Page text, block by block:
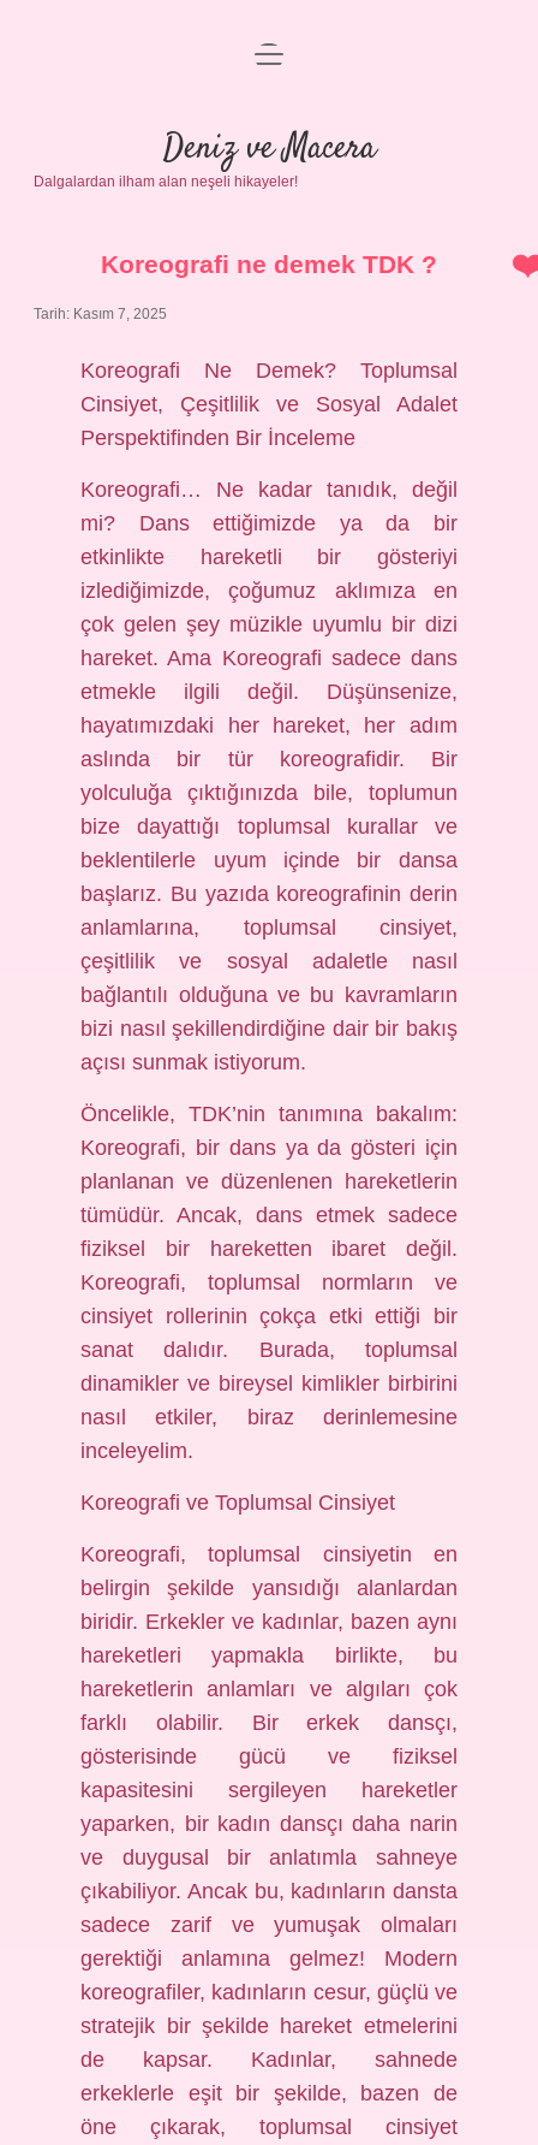
Anasayfa
Gizlilik Politikası
Yasal Uyarı
menüyü
Deniz ve Macera
Dalgalardan ilham alan neşeli hikayeler!
Koreografi ne demek TDK ?
Tarih: Kasım 7, 2025
Koreografi Ne Demek? Toplumsal
Cinsiyet, Çeşitlilik ve Sosyal Adalet
Perspektifinden Bir İnceleme
Koreografi… Ne kadar tanıdık, değil
mi? Dans ettiğimizde ya da bir
etkinlikte hareketli bir gösteriyi
izlediğimizde, çoğumuz aklımıza en
çok gelen şey müzikle uyumlu bir dizi
hareket. Ama Koreografi sadece dans
etmekle ilgili değil. Düşünsenize,
hayatımızdaki her hareket, her adım
aslında bir tür koreografidir. Bir
yolculuğa çıktığınızda bile, toplumun
bize dayattığı toplumsal kurallar ve
beklentilerle uyum içinde bir dansa
başlarız. Bu yazıda koreografinin derin
anlamlarına, toplumsal cinsiyet,
çeşitlilik ve sosyal adaletle nasıl
bağlantılı olduğuna ve bu kavramların
bizi nasıl şekillendirdiğine dair bir bakış
açısı sunmak istiyorum.
Öncelikle, TDK’nin tanımına bakalım:
Koreografi, bir dans ya da gösteri için
planlanan ve düzenlenen hareketlerin
tümüdür. Ancak, dans etmek sadece
fiziksel bir hareketten ibaret değil.
Koreografi, toplumsal normların ve
cinsiyet rollerinin çokça etki ettiği bir
sanat dalıdır. Burada, toplumsal
dinamikler ve bireysel kimlikler birbirini
nasıl etkiler, biraz derinlemesine
inceleyelim.
Koreografi ve Toplumsal Cinsiyet
Koreografi, toplumsal cinsiyetin en
belirgin şekilde yansıdığı alanlardan
biridir. Erkekler ve kadınlar, bazen aynı
hareketleri yapmakla birlikte, bu
hareketlerin anlamları ve algıları çok
farklı olabilir. Bir erkek dansçı,
gösterisinde gücü ve fiziksel
kapasitesini sergileyen hareketler
yaparken, bir kadın dansçı daha narin
ve duygusal bir anlatımla sahneye
çıkabiliyor. Ancak bu, kadınların dansta
sadece zarif ve yumuşak olmaları
gerektiği anlamına gelmez! Modern
koreografiler, kadınların cesur, güçlü ve
stratejik bir şekilde hareket etmelerini
de kapsar. Kadınlar, sahnede
erkeklerle eşit bir şekilde, bazen de
öne çıkarak, toplumsal cinsiyet